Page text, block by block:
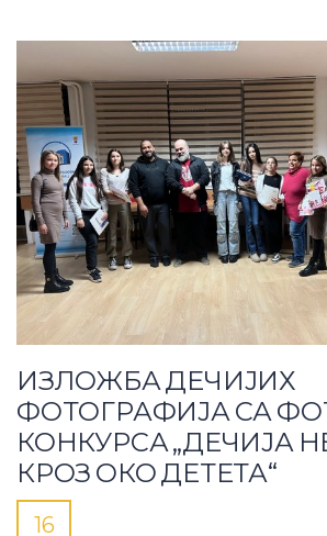
ИЗЛОЖБА ДЕЧИЈИХ
ФОТОГРАФИЈА СА
КОНКУРСА „ДЕЧИЈА
КРОЗ ОКО ДЕТЕТА“
16